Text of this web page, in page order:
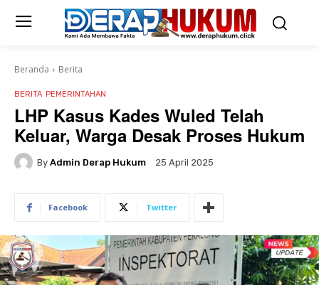
Beranda Berita
BERITA PEMERINTAHAN
LHP Kasus Kades Wuled Telah
Keluar, Warga Desak Proses Hukum
By Admin Derap Hukum 25 April 2025
Facebook Twitter